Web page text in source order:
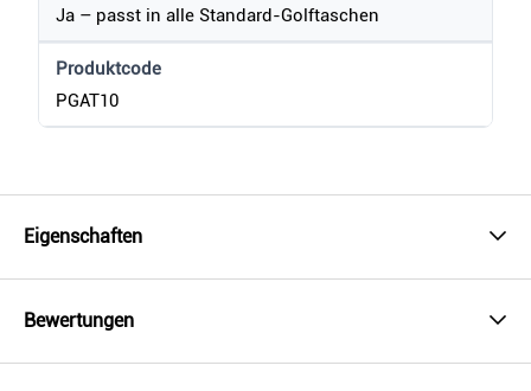
Ja – passt in alle Standard-Golftaschen
Produktcode
PGAT10
Eigenschaften
Bewertungen